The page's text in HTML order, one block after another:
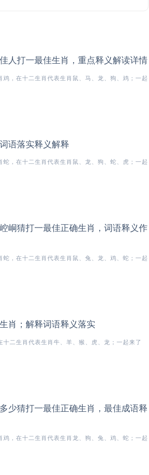
人打一最佳生肖，重点释义解读详情
，在十二生肖代表生肖鼠、马、龙、狗、鸡；一起
语落实释义解释
，在十二生肖代表生肖鼠、龙、狗、蛇、虎；一起
峒猜打一最佳正确生肖，词语释义作
，在十二生肖代表生肖鼠、兔、龙、鸡、蛇；一起
肖；解释词语释义落实
二生肖代表生肖牛、羊、猴、虎、龙；一起来了
少猜打一最佳正确生肖，最佳成语释
，在十二生肖代表生肖龙、狗、兔、鸡、蛇；一起